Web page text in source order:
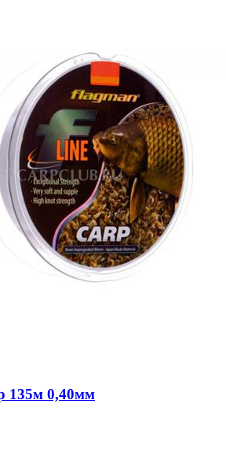
135м 0,40мм